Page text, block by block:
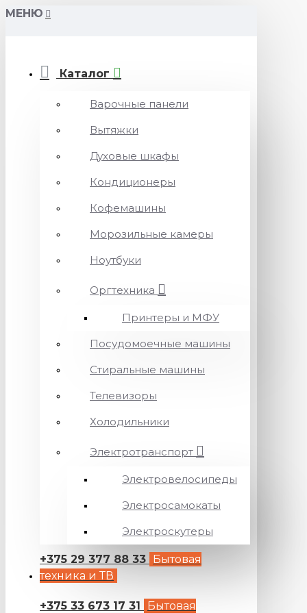
МЕНЮ
Каталог
Варочные панели
Вытяжки
Духовые шкафы
Кондиционеры
Кофемашины
Морозильные камеры
Ноутбуки
Оргтехника
Принтеры и МФУ
Посудомоечные машины
Стиральные машины
Телевизоры
Холодильники
Электротранспорт
Электровелосипеды
Электросамокаты
Электроскутеры
+375 29 377 88 33 Бытовая
техника и ТВ
+375 33 673 17 31
Бытовая